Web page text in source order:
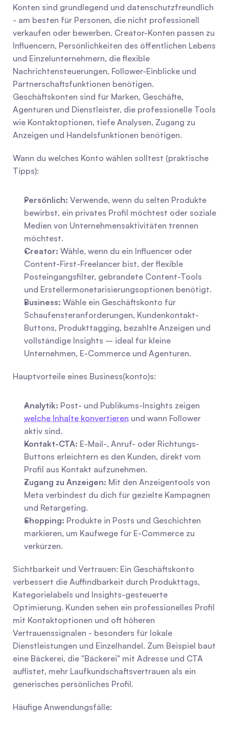
Konten sind grundlegend und datenschutzfreundlich
- am besten für Personen, die nicht professionell
verkaufen oder bewerben. Creator-Konten passen zu
Influencern, Persönlichkeiten des öffentlichen Lebens
und Einzelunternehmern, die flexible
Nachrichtensteuerungen, Follower-Einblicke und
Partnerschaftsfunktionen benötigen.
Geschäftskonten sind für Marken, Geschäfte,
Agenturen und Dienstleister, die professionelle Tools
wie Kontaktoptionen, tiefe Analysen, Zugang zu
Anzeigen und Handelsfunktionen benötigen.
Wann du welches Konto wählen solltest (praktische
Tipps):
Persönlich: Verwende, wenn du selten Produkte
bewirbst, ein privates Profil möchtest oder soziale
Medien von Unternehmensaktivitäten trennen
möchtest.
Creator: Wähle, wenn du ein Influencer oder
Content-First-Freelancer bist, der flexible
Posteingangsfilter, gebrandete Content-Tools
und Erstellermonetarisierungsoptionen benötigt.
Business: Wähle ein Geschäftskonto für
Schaufensteranforderungen, Kundenkontakt-
Buttons, Produkttagging, bezahlte Anzeigen und
vollständige Insights – ideal für kleine
Unternehmen, E-Commerce und Agenturen.
Hauptvorteile eines Business(konto)s:
Analytik:
welche Inhalte konvertieren und wann Follower
aktiv sind.
Kontakt-CTA: E-Mail-, Anruf- oder Richtungs-
Buttons erleichtern es den Kunden, direkt vom
Profil aus Kontakt aufzunehmen.
Zugang zu Anzeigen: Mit den Anzeigentools von
Meta verbindest du dich für gezielte Kampagnen
und Retargeting.
Shopping: Produkte in Posts und Geschichten
markieren, um Kaufwege für E-Commerce zu
verkürzen.
Sichtbarkeit und Vertrauen: Ein Geschäftskonto
verbessert die Auffindbarkeit durch Produkttags,
Kategorielabels und Insights-gesteuerte
Optimierung. Kunden sehen ein professionelles Profil
mit Kontaktoptionen und oft höheren
Vertrauenssignalen - besonders für lokale
Dienstleistungen und Einzelhandel. Zum Beispiel baut
eine Bäckerei, die "Bäckerei" mit Adresse und CTA
auflistet, mehr Laufkundschaftsvertrauen als ein
generisches persönliches Profil.
Häufige Anwendungsfälle: